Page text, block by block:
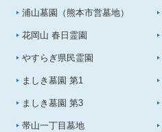
浦山墓園（熊本市営墓地）
花岡山 春日霊園
やすらぎ県民霊園
ましき墓園 第1
ましき墓園 第3
帯山一丁目墓地